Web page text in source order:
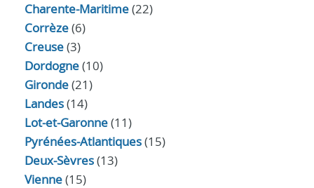
Charente-Maritime(22)
Corrèze(6)
Creuse(3)
Dordogne(10)
Gironde(21)
Landes(14)
Lot-et-Garonne(11)
Pyrénées-Atlantiques(15)
Deux-Sèvres(13)
Vienne(15)